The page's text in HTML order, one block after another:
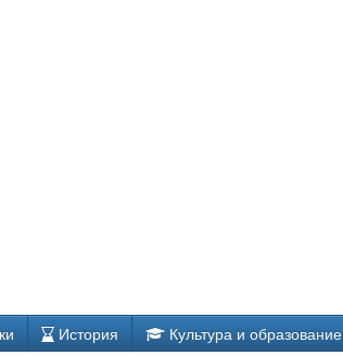
История Культура и образование